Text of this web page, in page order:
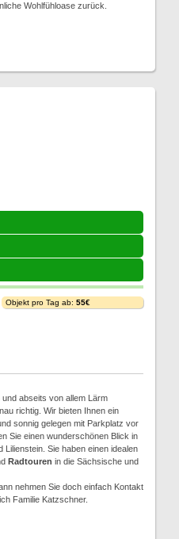
Wohlfühloase zurück.
Objekt pro Tag ab: 55€
abseits von allem Lärm
richtig. Wir bieten Ihnen ein
sonnig gelegen mit Parkplatz vor
Sie einen wunderschönen Blick in
Lilienstein. Sie haben einen idealen
Radtouren in die Sächsische und
nehmen Sie doch einfach Kontakt
Familie Katzschner.